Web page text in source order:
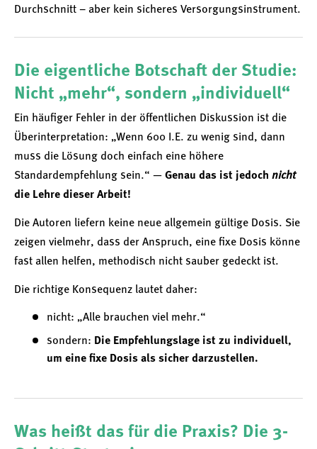
Durchschnitt – aber kein sicheres Versorgungsinstrument.
Die eigentliche Botschaft der Studie:
Nicht „mehr“, sondern „individuell“
Ein häufiger Fehler in der öffentlichen Diskussion ist die
Überinterpretation: „Wenn 600 I.E. zu wenig sind, dann
muss die Lösung doch einfach eine höhere
Standardempfehlung sein.“ — Genau das ist jedoch nicht
die Lehre dieser Arbeit!
Die Autoren liefern keine neue allgemein gültige Dosis. Sie
zeigen vielmehr, dass der Anspruch, eine fixe Dosis könne
fast allen helfen, methodisch nicht sauber gedeckt ist.
Die richtige Konsequenz lautet daher:
nicht: „Alle brauchen viel mehr.“
sondern: Die Empfehlungslage ist zu individuell,
um eine fixe Dosis als sicher darzustellen.
Was heißt das für die Praxis? Die 3-